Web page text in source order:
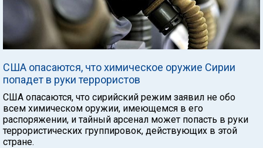
США опасаются, что химическое оружие Сирии
попадет в руки террористов
США опасаются, что сирийский режим заявил не обо
всем химическом оружии, имеющемся в его
распоряжении, и тайный арсенал может попасть в руки
террористических группировок, действующих в этой
стране.